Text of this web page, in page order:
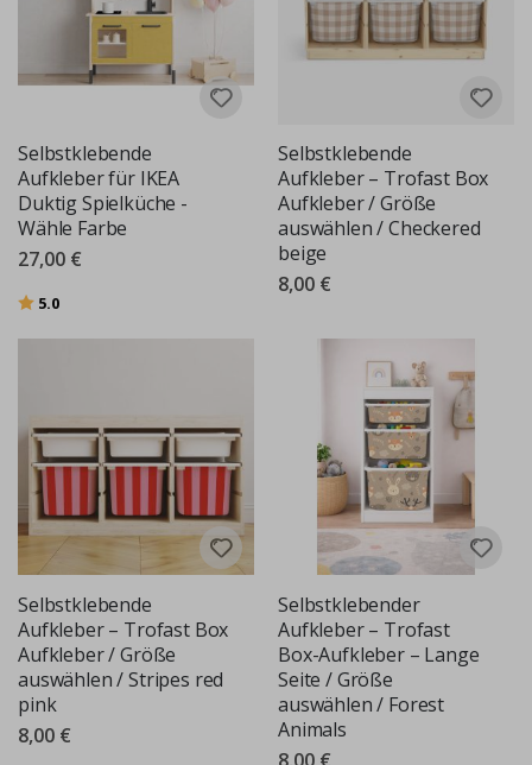
Selbstklebende
Aufkleber für IKEA
Duktig Spielküche -
Wähle Farbe
27,00 €
Bewertung:
5.0
Selbstklebende
Aufkleber – Trofast Box
Aufkleber / Größe
auswählen / Checkered
beige
8,00 €
Selbstklebende
Aufkleber – Trofast Box
Aufkleber / Größe
auswählen / Stripes red
pink
8,00 €
Selbstklebender
Aufkleber – Trofast
Box-Aufkleber – Lange
Seite / Größe
auswählen / Forest
Animals
8,00 €